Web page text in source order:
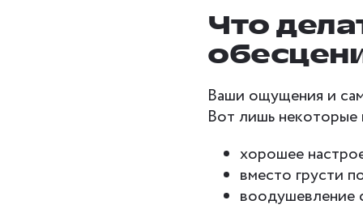
Что
Ваши ощущения и
Вот лишь некоторые
хорошее
вместо грусти
воодушевление